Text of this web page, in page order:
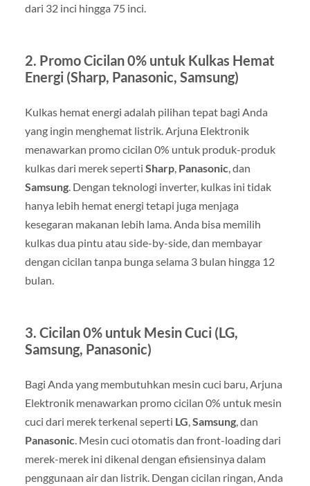
dari 32 inci hingga 75 inci.
2. Promo Cicilan 0% untuk Kulkas Hemat
Energi (Sharp, Panasonic, Samsung)
Kulkas hemat energi adalah pilihan tepat bagi Anda
yang ingin menghemat listrik. Arjuna Elektronik
menawarkan promo cicilan 0% untuk produk-produk
kulkas dari merek seperti Sharp, Panasonic , dan
Samsung. Dengan teknologi inverter, kulkas ini tidak
hanya lebih hemat energi tetapi juga menjaga
kesegaran makanan lebih lama. Anda bisa memilih
kulkas dua pintu atau side-by-side, dan membayar
dengan cicilan tanpa bunga selama 3 bulan hingga 12
bulan.
3. Cicilan 0% untuk Mesin Cuci (LG,
Samsung, Panasonic)
Bagi Anda yang membutuhkan mesin cuci baru, Arjuna
Elektronik menawarkan promo cicilan 0% untuk mesin
cuci dari merek terkenal seperti LG Samsung, dan
Panasonic . Mesin cuci otomatis dan front-loading dari
merek-merek ini dikenal dengan efisiensinya dalam
penggunaan air dan listrik. Dengan cicilan ringan, Anda